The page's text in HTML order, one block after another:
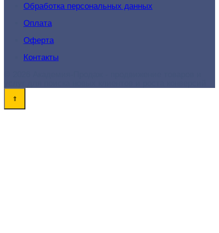
Обработка персональных данных
Оплата
Оферта
Контакты